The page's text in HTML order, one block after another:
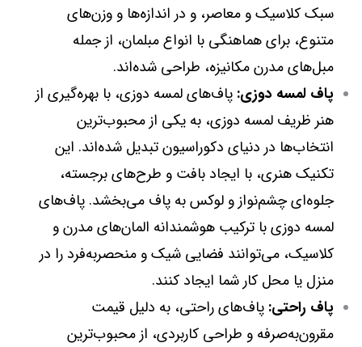
سبک کلاسیک و معاصر، و در اندازه‌ها و وزن‌های
متنوع، برای هماهنگی با انواع مبلمان، از جمله
مبل‌های مدرن مکانیزه، طراحی شده‌اند.
پاف لمسه دوزی: پاف‌های لمسه دوزی، با بهره‌گیری از
هنر ظریف لمسه دوزی، به یکی از محبوب‌ترین
انتخاب‌ها در دنیای دکوراسیون تبدیل شده‌اند. این
تکنیک هنری، با ایجاد بافت و طرح‌های برجسته،
جلوه‌ای چشم‌نواز و لوکس به پاف می‌بخشد. پاف‌های
لمسه دوزی با ترکیب هوشمندانه المان‌های مدرن و
کلاسیک، می‌توانند فضایی شیک و منحصربه‌فرد را در
منزل یا محل کار شما ایجاد کنند.
پاف راحتی: پاف‌های راحتی، به دلیل قیمت
مقرون‌به‌صرفه و طراحی کاربردی، از محبوب‌ترین